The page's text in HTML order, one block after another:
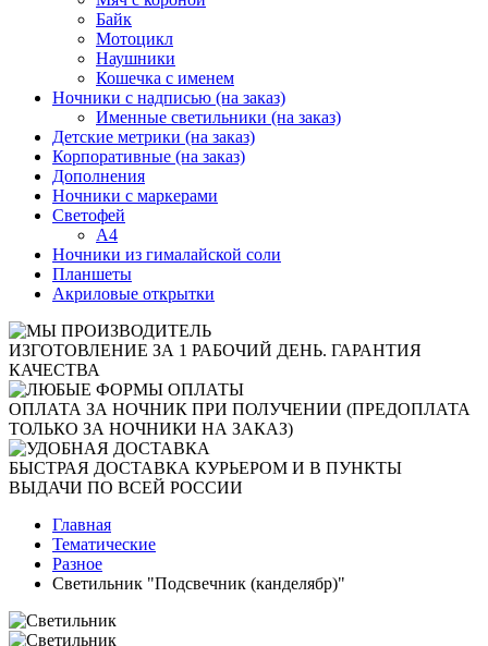
Байк
Мотоцикл
Наушники
Кошечка с именем
Ночники с надписью (на заказ)
Именные светильники (на заказ)
Детские метрики (на заказ)
Корпоративные (на заказ)
Дополнения
Ночники с маркерами
Светофей
А4
Ночники из гималайской соли
Планшеты
Акриловые открытки
ИЗГОТОВЛЕНИЕ ЗА 1 РАБОЧИЙ ДЕНЬ. ГАРАНТИЯ
КАЧЕСТВА
ОПЛАТА ЗА НОЧНИК ПРИ ПОЛУЧЕНИИ (ПРЕДОПЛАТА
ТОЛЬКО ЗА НОЧНИКИ НА ЗАКАЗ)
БЫСТРАЯ ДОСТАВКА КУРЬЕРОМ И В ПУНКТЫ
ВЫДАЧИ ПО ВСЕЙ РОССИИ
Главная
Тематические
Разное
Светильник "Подсвечник (канделябр)"